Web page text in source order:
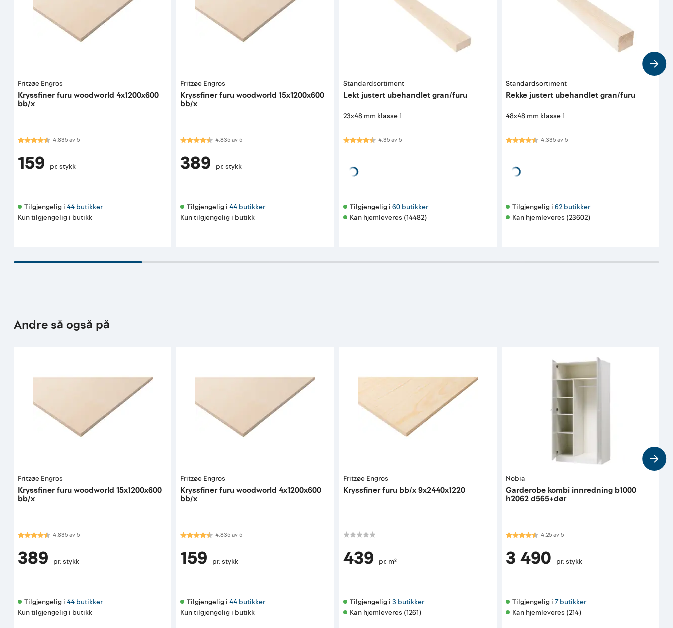
Fritzøe Engros
Kryssfiner furu woodworld 4x1200x600
bb/x
Karakter:4.8 av 5 mulige
4.835av5
159 pr. stykk
Tilgjengelig i 44 butikker
Kun tilgjengelig i butikk
Fritzøe Engros
Kryssfiner furu woodworld 15x1200x600
bb/x
Karakter:4.8 av 5 mulige
4.835av5
389 pr. stykk
Tilgjengelig i 44 butikker
Kun tilgjengelig i butikk
Standardsortiment
Lekt justert ubehandlet gran/furu
23x48 mm klasse 1
Karakter:4.3 av 5 mulige
4.35av5
Tilgjengelig i 60 butikker
Kan hjemleveres (14482)
Standardsortiment
Rekke justert ubehandlet gran/furu
48x48 mm klasse 1
Karakter:4.3 av 5 mulige
4.335av5
Tilgjengelig i 62 butikker
Kan hjemleveres (23602)
Andre så også på
Fritzøe Engros
Kryssfiner furu woodworld 15x1200x600
bb/x
Karakter:4.8 av 5 mulige
4.835av5
389 pr. stykk
Tilgjengelig i 44 butikker
Kun tilgjengelig i butikk
Fritzøe Engros
Kryssfiner furu woodworld 4x1200x600
bb/x
Karakter:4.8 av 5 mulige
4.835av5
159 pr. stykk
Tilgjengelig i 44 butikker
Kun tilgjengelig i butikk
Fritzøe Engros
Kryssfiner furu bb/x 9x2440x1220
439 pr. m²
Tilgjengelig i 3 butikker
Kan hjemleveres (1261)
Nobia
Garderobe kombi innredning b1000
h2062 d565+dør
Karakter:4.3 av 5 mulige
4.25av5
3 490 pr. stykk
Tilgjengelig i 7 butikker
Kan hjemleveres (214)